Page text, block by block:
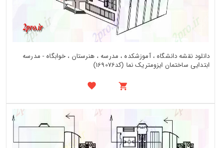
دانلود نقشه دانشگاه ، آموزشکده ، مدرسه ، هنرستان ، خوابگاه - مدرسه
ابتدایی ساختمان ایزومتریک نما (کد169076)